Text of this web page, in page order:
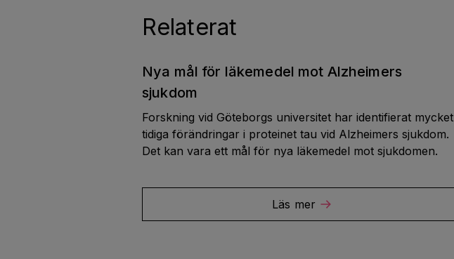
Relaterat
Nya mål för läkemedel mot Alzheimers
sjukdom
Forskning vid Göteborgs universitet har identifierat mycket
tidiga förändringar i proteinet tau vid Alzheimers sjukdom.
Det kan vara ett mål för nya läkemedel mot sjukdomen.
Läs mer